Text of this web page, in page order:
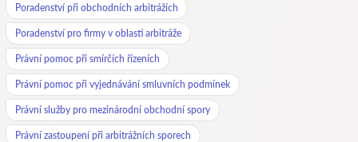
Poradenství při obchodních arbitrážích
Poradenství pro firmy v oblasti arbitráže
Právní pomoc při smírčích řízeních
Právní pomoc při vyjednávání smluvních podmínek
Právní služby pro mezinárodní obchodní spory
Právní zastoupení při arbitrážních sporech